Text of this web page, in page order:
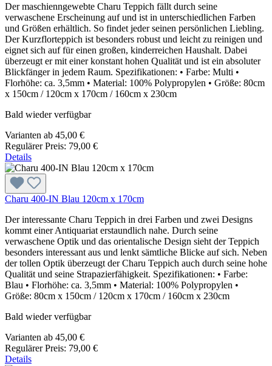
Der maschienngewebte Charu Teppich fällt durch seine
verwaschene Erscheinung auf und ist in unterschiedlichen Farben
und Größen erhältlich. So findet jeder seinen persönlichen Liebling.
Der Kurzflorteppich ist besonders robust und leicht zu reinigen und
eignet sich auf für einen großen, kinderreichen Haushalt. Dabei
überzeugt er mit einer konstant hohen Qualität und ist ein absoluter
Blickfänger in jedem Raum. Spezifikationen: • Farbe: Multi •
Florhöhe: ca. 3,5mm • Material: 100% Polypropylen • Größe: 80cm
x 150cm / 120cm x 170cm / 160cm x 230cm
Bald wieder verfügbar
Varianten ab 45,00 €
Regulärer Preis: 79,00 €
Details
Charu 400-IN Blau 120cm x 170cm
Der interessante Charu Teppich in drei Farben und zwei Designs
kommt einer Antiquariat erstaundlich nahe. Durch seine
verwaschene Optik und das orientalische Design sieht der Teppich
besonders interessant aus und lenkt sämtliche Blicke auf sich. Neben
der tollen Optik überzeugt der Charu Teppich auch durch seine hohe
Qualität und seine Strapazierfähigkeit. Spezifikationen: • Farbe:
Blau • Florhöhe: ca. 3,5mm • Material: 100% Polypropylen •
Größe: 80cm x 150cm / 120cm x 170cm / 160cm x 230cm
Bald wieder verfügbar
Varianten ab 45,00 €
Regulärer Preis: 79,00 €
Details